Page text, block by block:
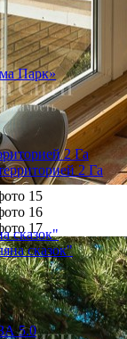
2 Га
сказок"
5.0